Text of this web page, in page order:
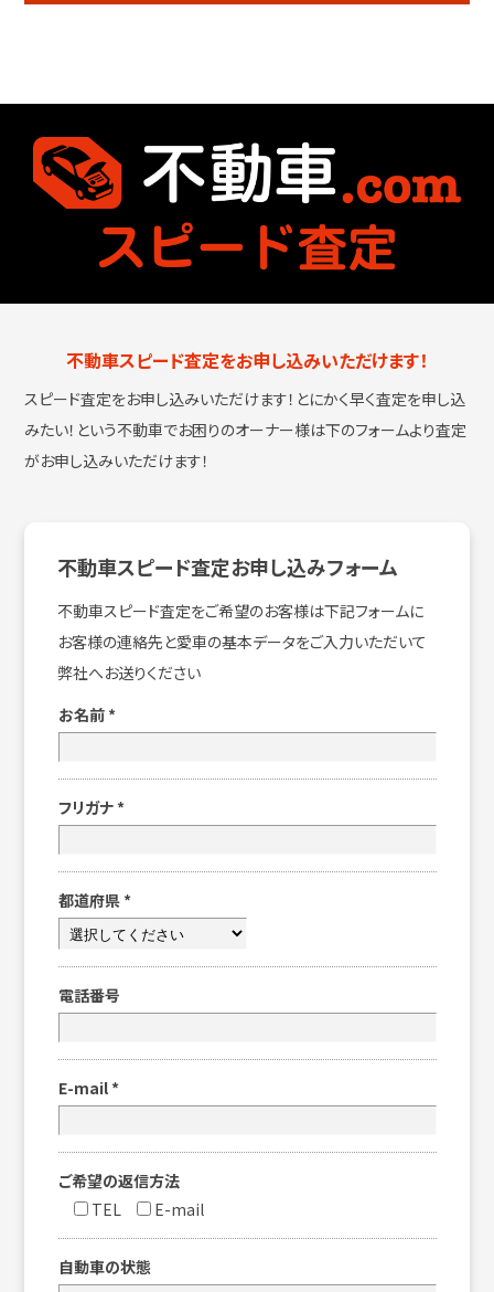
不動車スピード査定をお申し込みいただけます！
スピード査定をお申し込みいただけます！とにかく早く査定を申し込
みたい！という不動車でお困りのオーナー様は下のフォームより査定
がお申し込みいただけます！
不動車スピード査定お申し込みフォーム
不動車スピード査定をご希望のお客様は下記フォームに
お客様の連絡先と愛車の基本データをご入力いただいて
弊社へお送りください
お名前 *
フリガナ *
都道府県 *
電話番号
E-mail *
ご希望の返信方法
TEL
E-mail
自動車の状態